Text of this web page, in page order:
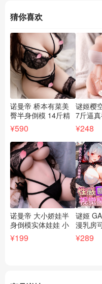
猜你喜欢
诺曼帝 桥本有菜美
臀半身倒模 14斤精
品成人情趣用品【货
号XAZM-QB】
¥590
谜姬樱
7斤逼
品倒模
慰名器
¥248
诺曼帝 大小娇娃半
身倒模实体娃娃 小
娇娃6.2斤/大娇娃
14.6斤【货号XAZM-
¥199
谜姬
漫乳房
豪乳女
XMJ-
¥289